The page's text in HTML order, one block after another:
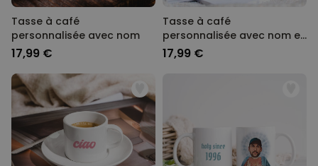
Tasse à café
personnalisée avec nom
17,99 €
Tasse à café
personnalisée avec nom et
année
17,99 €